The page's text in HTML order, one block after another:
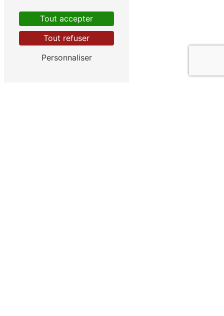
Échirolles
Tout accepter
Tout refuser
Personnaliser